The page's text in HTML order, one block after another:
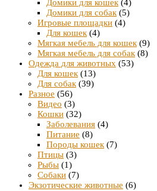
Домики для кошек (4)
Домики для собак (5)
Игровые площадки (4)
Для кошек (4)
Мягкая мебель для кошек (9)
Мягкая мебель для собак (8)
Одежда для животных (53)
Для кошек (13)
Для собак (39)
Разное (56)
Видео (3)
Кошки (32)
Заболевания (4)
Питание (8)
Породы кошек (7)
Птицы (3)
Рыбы (1)
Собаки (7)
Экзотические животные (6)